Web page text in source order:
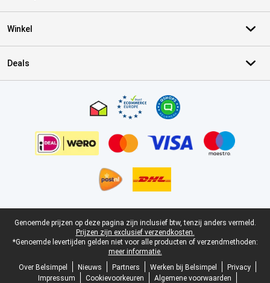
Winkel
Deals
Juridische voettekst
Genoemde prijzen op deze pagina zijn inclusief btw, tenzij anders vermeld.
Prijzen zijn exclusief verzendkosten.
*Genoemde levertijden gelden niet voor alle producten of verzendmethoden:
meer informatie.
Over Belsimpel
Nieuws Partners Werken bij Belsimpel
Privacy
Impressum
Cookievoorkeuren
Algemene voorwaarden